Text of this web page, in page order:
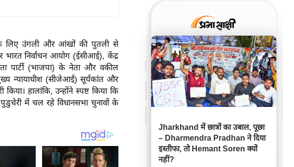
के लिए उंगली और आंखों की पुतली से
भारत निर्वाचन आयोग (ईसीआई), केंद्र
पार्टी (भाजपा) के नेता और वकील
न्यायाधीश (सीजेआई) सूर्यकांत और
किया। हालांकि, उन्होंने स्पष्ट किया कि
में चल रहे विधानसभा चुनावों के
Jharkhand में छात्रों का उबाल, पूछा
– Dharmendra Pradhan ने दिया
इस्तीफा, तो Hemant Soren क्यों
नहीं?